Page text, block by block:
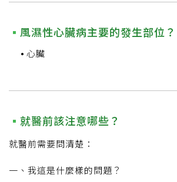
風濕性心臟病主要的發生部位？
心臟
就醫前該注意哪些？
就醫前需要問清楚：
一、我這是什麼樣的問題？